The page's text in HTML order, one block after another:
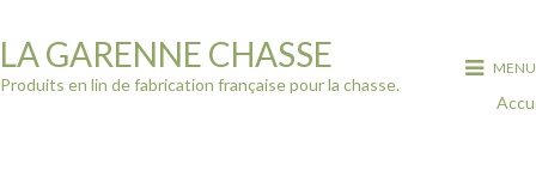
LA GARENNE CHASSE
Produits en lin de fabrication française pour la chasse.
MENU